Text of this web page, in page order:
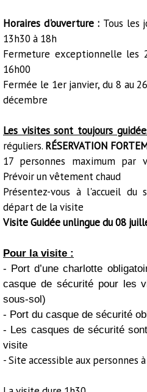
Horaires d'ouverture : Tous les
13h30 à 18h
Fermeture exceptionnelle les
16h00
Fermée le 1er janvier, du 8 au
décembre
Les visites sont toujours
réguliers. RÉSERVATION
17 personnes maximum par
Prévoir un vêtement chaud
Présentez-vous à l'accueil du
départ de la visite
Visite Guidée unlingue du 08
Pour la visite :
- Port d’une charlotte
casque de sécurité pour les
sous-sol)
- Port du casque de sécurité
- Les casques de sécurité
visite
- Site accessible aux personnes